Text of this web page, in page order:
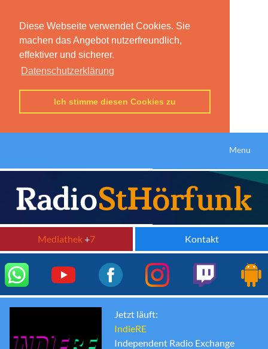
Diese Webseite verwendet Cookies. Sie
machen das Angebot nutzerfreundlich,
effektiver und sicherer.
Datenschutzerklärung
Ich stimme diesen Cookies zu
Menu
Mediathek+7 Kontakt
Jetzt läuft:
IndieRE
Independent Radio Exchange